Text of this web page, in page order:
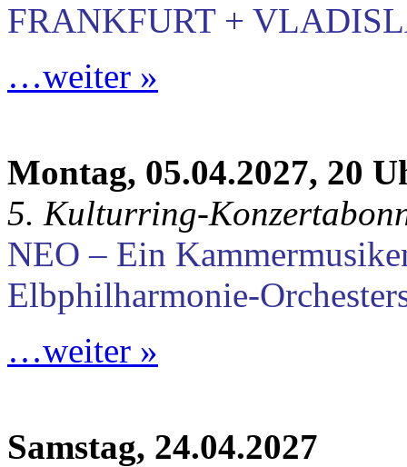
FRANKFURT +
…weiter »
Montag, 05.04.2027, 20
5. Kulturring-
NEO – Ein
Elbphilharmonie-
…weiter »
Samstag, 24.04.2027